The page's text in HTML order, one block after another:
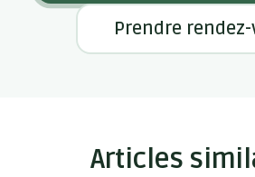
Prendre
Articles